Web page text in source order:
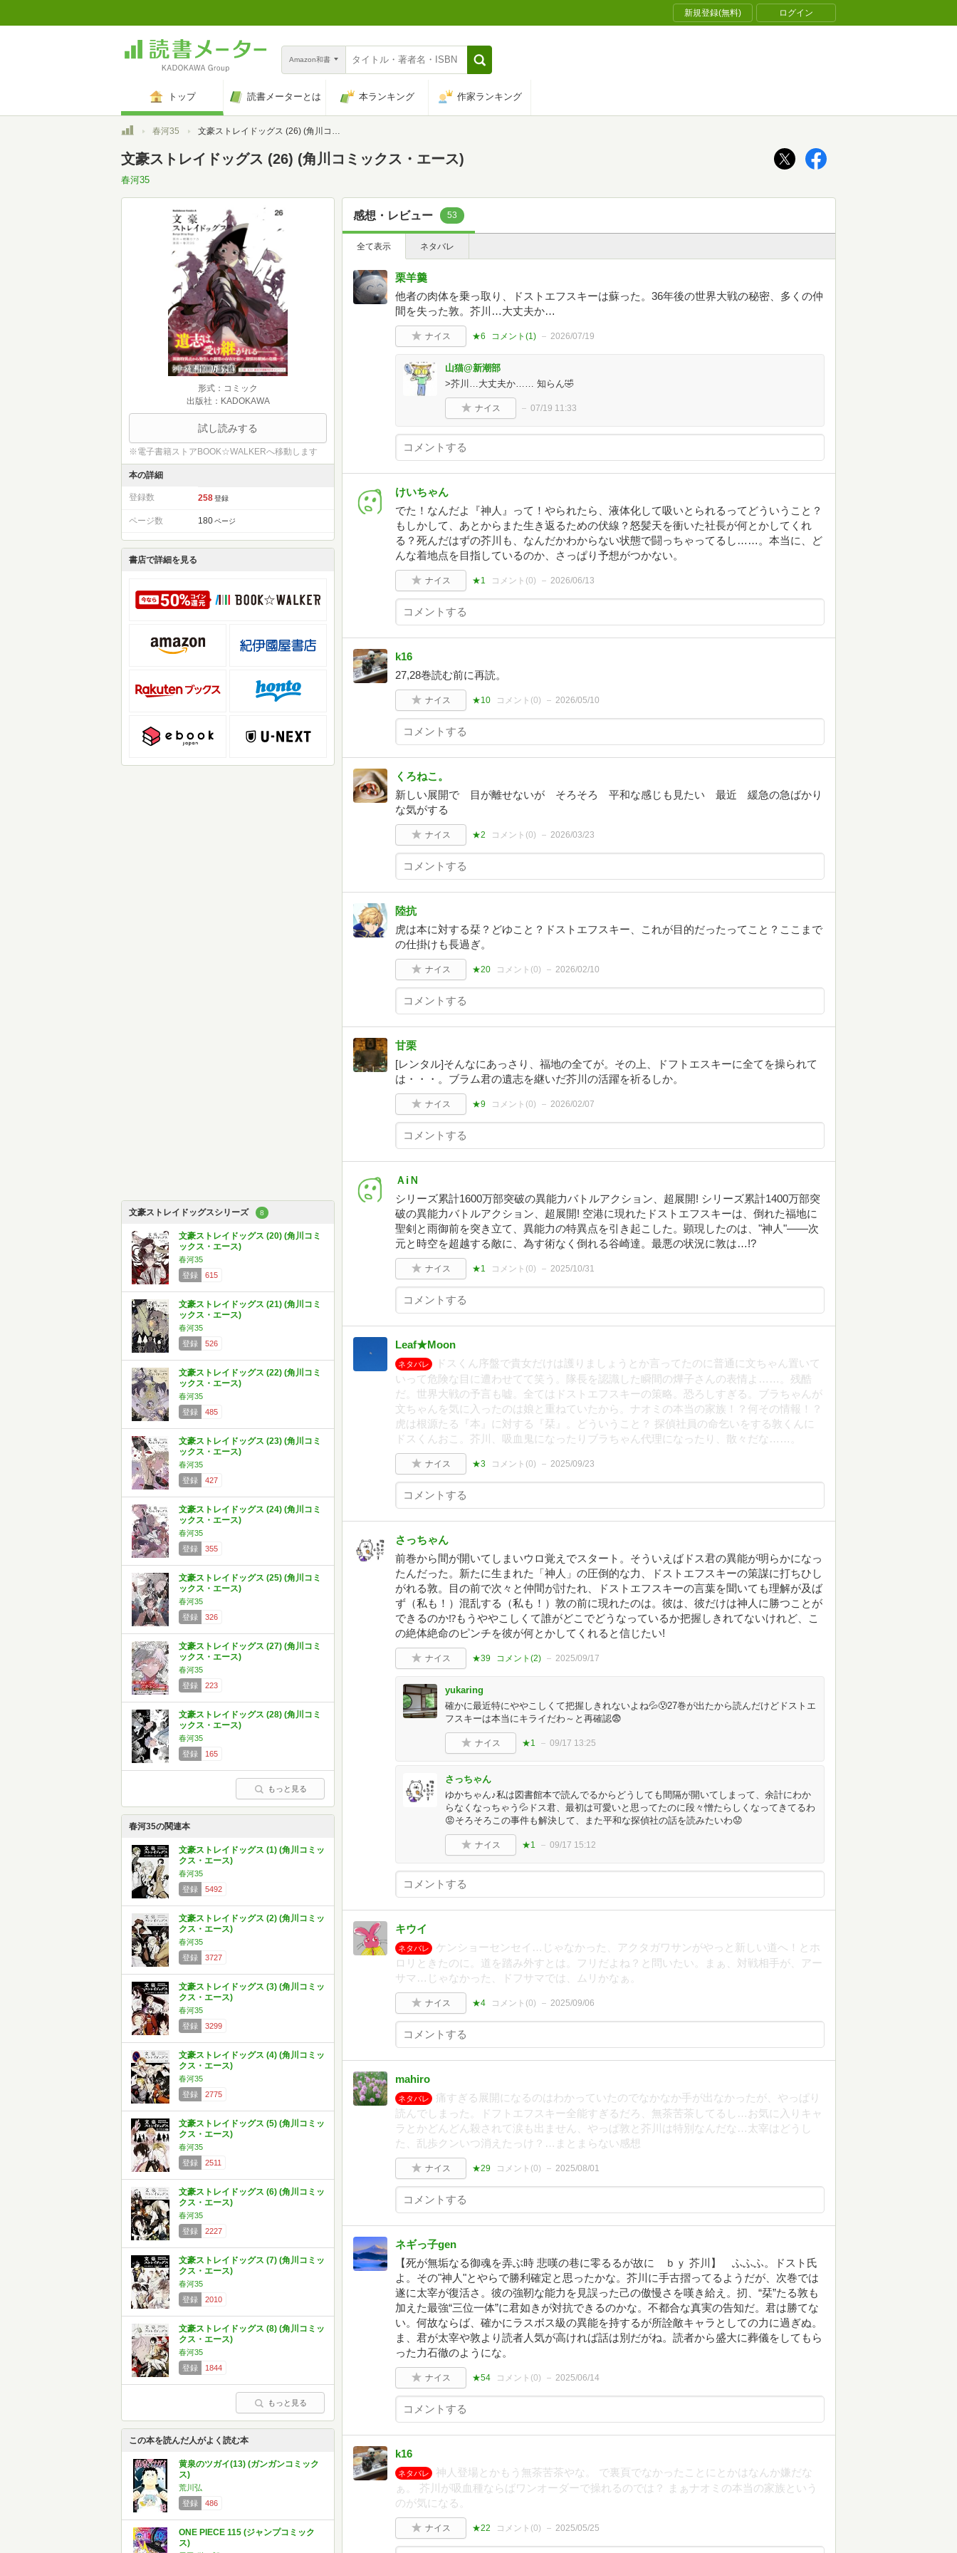
新規登録(無料) ログイン
Amazon和書
トップ 読書メーターとは 本ランキング 作家ランキング
トップ春河35 文豪ストレイドッグス (26) (角川コミックス・エース)
文豪ストレイドッグス (26) (角川コミックス・エース)
春河35
形式：コミック
出版社：KADOKAWA
試し読みする
※電子書籍ストアBOOK☆WALKERへ移動します
本の詳細
登録数 258 登録
ページ数 180 ページ
書店で詳細を見る
文豪ストレイドッグスシリーズ 8
文豪ストレイドッグス (20) (角川コミ
ックス・エース)
春河35
登録
615
文豪ストレイドッグス (21) (角川コミ
ックス・エース)
春河35
登録
526
文豪ストレイドッグス (22) (角川コミ
ックス・エース)
春河35
登録
485
文豪ストレイドッグス (23) (角川コミ
ックス・エース)
春河35
登録
427
文豪ストレイドッグス (24) (角川コミ
ックス・エース)
春河35
登録
355
文豪ストレイドッグス (25) (角川コミ
ックス・エース)
春河35
登録
326
文豪ストレイドッグス (27) (角川コミ
ックス・エース)
春河35
登録
223
文豪ストレイドッグス (28) (角川コミ
ックス・エース)
春河35
登録
165
もっと見る
春河35の関連本
文豪ストレイドッグス (1) (角川コミッ
クス・エース)
春河35
登録
5492
文豪ストレイドッグス (2) (角川コミッ
クス・エース)
春河35
登録
3727
文豪ストレイドッグス (3) (角川コミッ
クス・エース)
春河35
登録
3299
文豪ストレイドッグス (4) (角川コミッ
クス・エース)
春河35
登録
2775
文豪ストレイドッグス (5) (角川コミッ
クス・エース)
春河35
登録
2511
文豪ストレイドッグス (6) (角川コミッ
クス・エース)
春河35
登録
2227
文豪ストレイドッグス (7) (角川コミッ
クス・エース)
春河35
登録
2010
文豪ストレイドッグス (8) (角川コミッ
クス・エース)
春河35
登録
1844
もっと見る
この本を読んだ人がよく読む本
黄泉のツガイ(13) (ガンガンコミック
ス)
荒川弘
登録
486
ONE PIECE 115 (ジャンプコミック
ス)
感想・レビュー 53
全て表示 ネタバレ
栗羊羹
他者の肉体を乗っ取り、ドストエフスキーは蘇った。36年後の世界大戦の秘密、多くの仲
間を失った敦。芥川…大丈夫か…
ナイス ★6 コメント(1) 2026/07/19
山猫@新潮部
>芥川…大丈夫か…… 知らん🤣
ナイス 07/19 11:33
けいちゃん
でた！なんだよ『神人』って！やられたら、液体化して吸いとられるってどういうこと？
もしかして、あとからまた生き返るための伏線？怒髪天を衝いた社長が何とかしてくれ
る？死んだはずの芥川も、なんだかわからない状態で闘っちゃってるし……。本当に、ど
んな着地点を目指しているのか、さっぱり予想がつかない。
ナイス ★1 コメント(0) 2026/06/13
k16
27,28巻読む前に再読。
ナイス ★10 コメント(0) 2026/05/10
くろねこ。
新しい展開で 目が離せないが そろそろ 平和な感じも見たい 最近 緩急の急ばかり
な気がする
ナイス ★2 コメント(0) 2026/03/23
陸抗
虎は本に対する栞？どゆこと？ドストエフスキー、これが目的だったってこと？ここまで
の仕掛けも長過ぎ。
ナイス ★20 コメント(0) 2026/02/10
甘栗
[レンタル]そんなにあっさり、福地の全てが。その上、ドフトエスキーに全てを操られて
は・・・。ブラム君の遺志を継いだ芥川の活躍を祈るしか。
ナイス ★9 コメント(0) 2026/02/07
ＡiＮ
シリーズ累計1600万部突破の異能力バトルアクション、超展開! シリーズ累計1400万部突
破の異能力バトルアクション、超展開! 空港に現れたドストエフスキーは、倒れた福地に
聖剣と雨御前を突き立て、異能力の特異点を引き起こした。顕現したのは、"神人"――次
元と時空を超越する敵に、為す術なく倒れる谷崎達。最悪の状況に敦は…!?
ナイス ★1 コメント(0) 2025/10/31
Leaf★Moon
ネタバレ
ドスくん序盤で貴女だけは護りましょうとか言ってたのに普通に文ちゃん置いて
いって危険な目に遭わせてて笑う。隊長を認識した瞬間の燁子さんの表情よ……。残酷
だ。世界大戦の予言も嘘。全てはドストエフスキーの策略。恐ろしすぎる。ブラちゃんが
文ちゃんを気に入ったのは娘と重ねていたから。ナオミの本当の家族！？何その情報！？
虎は根源たる『本』に対する『栞』。どういうこと？ 探偵社員の命乞いをする敦くんに
ドスくんおこ。芥川、吸血鬼になったりブラちゃん代理になったり、散々だな……。
ナイス ★3 コメント(0) 2025/09/23
さっちゃん
前巻から間が開いてしまいウロ覚えでスタート。そういえばドス君の異能が明らかになっ
たんだった。新たに生まれた「神人」の圧倒的な力、ドストエフスキーの策謀に打ちひし
がれる敦。目の前で次々と仲間が討たれ、ドストエフスキーの言葉を聞いても理解が及ば
ず（私も！）混乱する（私も！）敦の前に現れたのは。彼は、彼だけは神人に勝つことが
できるのか⁉️もうややこしくて誰がどこでどうなっているか把握しきれてないけれど、こ
の絶体絶命のピンチを彼が何とかしてくれると信じたい!
ナイス ★39 コメント(2) 2025/09/17
yukaring
確かに最近特にややこしくて把握しきれないよね💦😰27巻が出たから読んだけどドストエ
フスキーは本当にキライだわ～と再確認😨
ナイス ★1 09/17 13:25
さっちゃん
ゆかちゃん♪私は図書館本で読んでるからどうしても間隔が開いてしまって、余計にわか
らなくなっちゃう💦ドス君、最初は可愛いと思ってたのに段々憎たらしくなってきてるわ
😡そろそろこの事件も解決して、また平和な探偵社の話を読みたいわ😟
ナイス ★1 09/17 15:12
キウイ
ネタバレ
ケンショーセンセイ…じゃなかった、アクタガワサンがやっと新しい道へ！とホ
ロリときたのに。道を踏み外すとは。フリだよね？と問いたい。まぁ、対戦相手が、アー
サマ…じゃなかった、ドフサマでは、ムリかなぁ。
ナイス ★4 コメント(0) 2025/09/06
mahiro
ネタバレ
痛すぎる展開になるのはわかっていたのでなかなか手が出なかったが、やっぱり
読んでしまった。ドフトエフスキー全能すぎるだろ、無茶苦茶してるし…お気に入りキャ
ラとかどんどん殺されて涙も出ません、やっぱ敦と芥川は特別なんだな…太宰はどうし
た、乱歩クンいつ消えたっけ？…まとまらない感想
ナイス ★29 コメント(0) 2025/08/01
ネギっ子gen
【死が無垢なる御魂を弄ぶ時 悲嘆の巷に零るるが故に ｂｙ 芥川】 ふふふ。ドスト氏
よ。その"神人"とやらで勝利確定と思ったかな。芥川に手古摺ってるようだが、次巻では
遂に太宰が復活さ。彼の強靭な能力を見誤った己の傲慢さを嘆き給え。扨、“栞”たる敦も
加えた最強“三位一体”に君如きが対抗できるのかな。不都合な真実の告知だ。君は勝てな
い。何故ならば、確かにラスボス級の異能を持するが所詮敵キャラとしての力に過ぎぬ。
ま、君が太宰や敦より読者人気が高ければ話は別だがね。読者から盛大に葬儀をしてもら
った力石徹のようにな。
ナイス ★54 コメント(0) 2025/06/14
k16
ネタバレ
神人登場とかもう無茶苦茶やな。 で裏頁でなかったことにとかはなんか嫌だな
ぁ。 芥川が吸血種ならばワンオーダーで操れるのでは？ まぁナオミの本当の家族という
のが気になる。
ナイス ★22 コメント(0) 2025/05/25